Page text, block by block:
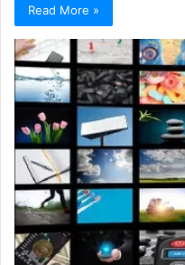
Read More »